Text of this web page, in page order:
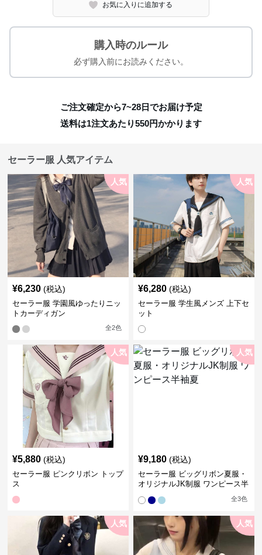
お気に入りに追加する
購入時のルール
必ず購入前にお読みください。
ご注文確定から7~28日でお届け予定
送料は1注文あたり550円かかります
セーラー服 人気アイテム
人気
¥6,230 (税込)
セーラー服 学園風ゆったりニッ
トカーディガン
全2色
人気
¥6,280 (税込)
セーラー服 学生風メンズ 上下セ
ット
人気
¥5,880 (税込)
セーラー服 ピンクリボン トップ
ス
人気
¥9,180 (税込)
セーラー服 ビッグリボン夏服・
オリジナルJK制服 ワンピース半
全3色
人気 人気